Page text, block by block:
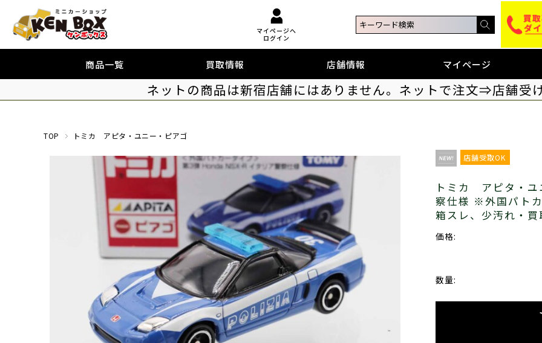
マイページへ
ログイン
商品一覧 買取情報 店舗情報 マイページ
ネットの商品は新宿店舗にはありません。ネットで注文⇒店舗受
TOP トミカ アピタ・ユニー・ピアゴ
店舗受取OK
トミカ アピタ・
察仕様 ※外国パト
箱スレ、少汚れ・
価格:
数量: